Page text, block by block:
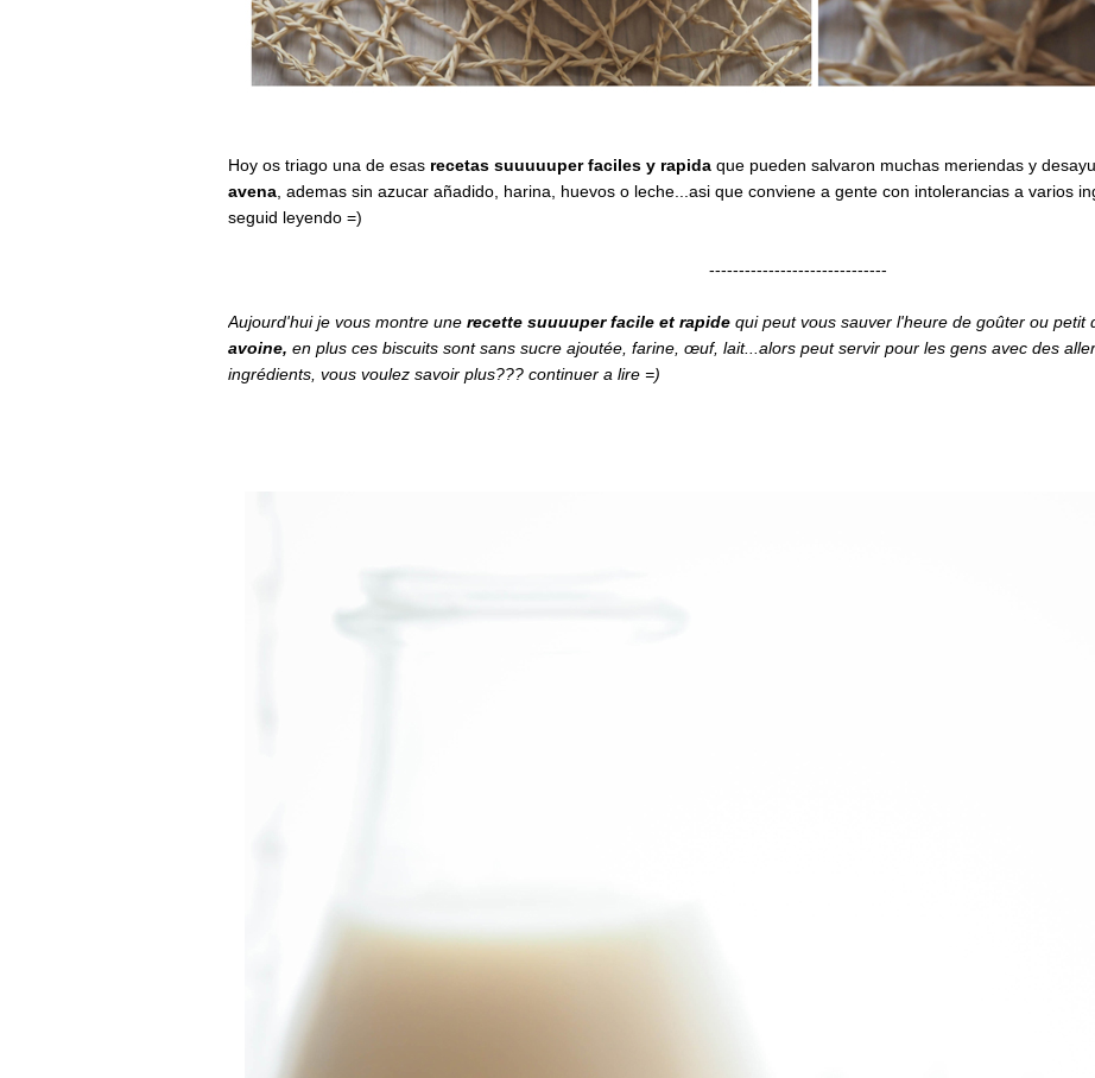
Hoy os triago una de esas recetas suuuuuper faciles y rapida que pueden salvaron muchas meriendas y
avena , ademas sin azucar añadido, harina, huevos o leche...asi que conviene a gente con intolerancias a varios
seguid leyendo =)
------------------------------
Aujourd'hui je vous montre une recette suuuuper facile et rapide qui peut vous sauver l'heure de goûter ou petit
avoine, en plus ces biscuits sont sans sucre ajoutée, farine, œuf, lait...alors peut servir pour les gens avec des
ingrédients, vous voulez savoir plus??? continuer a lire =)